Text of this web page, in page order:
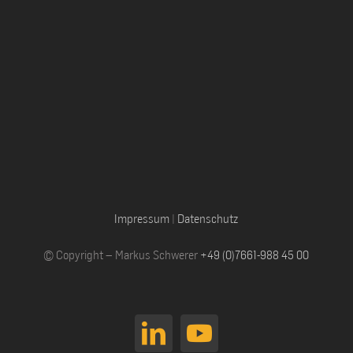
Impressum | Datenschutz
© Copyright – Markus Schwerer +49 (0)7661-988 45 00
LinkedInYouTube